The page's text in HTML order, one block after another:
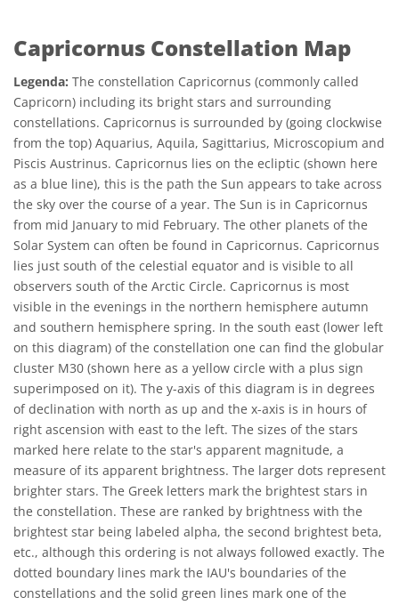
Capricornus Constellation Map
Legenda: The constellation Capricornus (commonly called
Capricorn) including its bright stars and surrounding
constellations. Capricornus is surrounded by (going clockwise
from the top) Aquarius, Aquila, Sagittarius, Microscopium and
Piscis Austrinus. Capricornus lies on the ecliptic (shown here
as a blue line), this is the path the Sun appears to take across
the sky over the course of a year. The Sun is in Capricornus
from mid January to mid February. The other planets of the
Solar System can often be found in Capricornus. Capricornus
lies just south of the celestial equator and is visible to all
observers south of the Arctic Circle. Capricornus is most
visible in the evenings in the northern hemisphere autumn
and southern hemisphere spring. In the south east (lower left
on this diagram) of the constellation one can find the globular
cluster M30 (shown here as a yellow circle with a plus sign
superimposed on it). The y-axis of this diagram is in degrees
of declination with north as up and the x-axis is in hours of
right ascension with east to the left. The sizes of the stars
marked here relate to the star's apparent magnitude, a
measure of its apparent brightness. The larger dots represent
brighter stars. The Greek letters mark the brightest stars in
the constellation. These are ranked by brightness with the
brightest star being labeled alpha, the second brightest beta,
etc., although this ordering is not always followed exactly. The
dotted boundary lines mark the IAU's boundaries of the
constellations and the solid green lines mark one of the